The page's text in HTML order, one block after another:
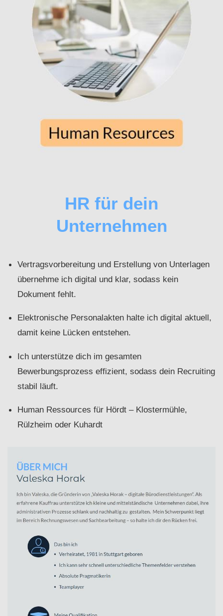
HR für dein
Unternehmen
Vertragsvorbereitung und Erstellung von Unterlagen
übernehme ich digital und klar, sodass kein
Dokument fehlt.
Elektronische Personalakten halte ich digital aktuell,
damit keine Lücken entstehen.
Ich unterstütze dich im gesamten
Bewerbungsprozess effizient, sodass dein Recruiting
stabil läuft.
Human Ressources für Hördt – Klostermühle,
Rülzheim oder Kuhardt